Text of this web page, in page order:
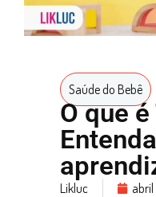
Saúde do Bebê
O que
Likluc abril